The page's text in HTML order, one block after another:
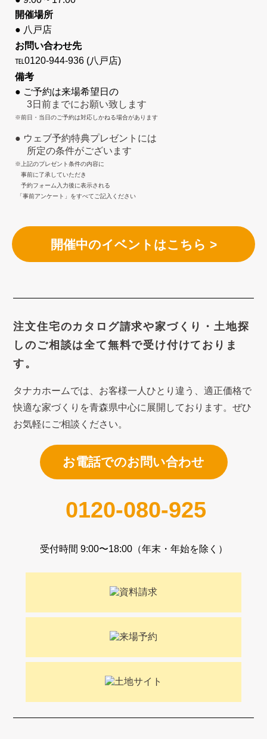
開催場所
● 八戸店
お問い合わせ先
℡0120-944-936 (八戸店)
備考
● ご予約は来場希望日の
3日前までにお願い致します
※前日・当日のご予約は対応しかねる場合があります
● ウェブ予約特典プレゼントには
所定の条件がございます
※上記のプレゼント条件の内容に
事前に了承していただき
予約フォーム入力後に表示される
「事前アンケート」をすべてご記入ください
開催中のイベントはこちら >
注文住宅のカタログ請求や家づくり・土地探
しのご相談は全て無料で受け付けておりま
す。
タナカホームでは、お客様一人ひとり違う、適正価格で
快適な家づくり を青森県中心に展開しております。ぜひ
お気軽にご相談ください。
お電話でのお問い合わせ
0120-080-925
受付時間 9:00〜18:00（年末・年始を除く）